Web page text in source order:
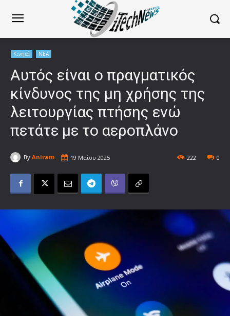
Κινητά ΝΕΑ
Αυτός είναι ο πραγματικός
κίνδυνος της μη χρήσης της
λειτουργίας πτήσης ενώ
πετάτε με το αεροπλάνο
By Aniram 19 Μαΐου 2025 0
222